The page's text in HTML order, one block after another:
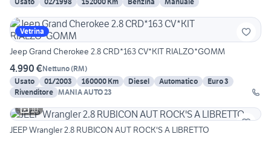
Vetrina
Jeep Grand Cherokee 2.8 CRD*163 CV*KIT RIALZO*GOMM
4.990 €Nettuno(RM)
Usato
01/2003 160000 Km Diesel Automatico
Euro 3
Rivenditore MANIA AUTO 23
10
JEEP Wrangler 2.8 RUBICON AUT ROCK'S A LIBRETTO